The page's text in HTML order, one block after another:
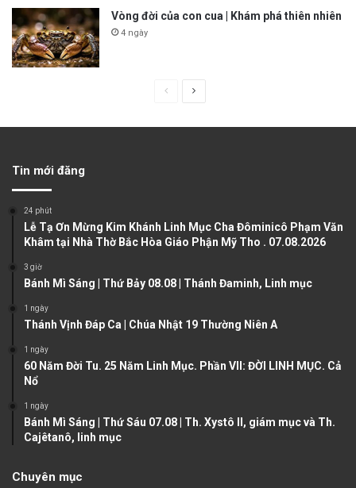
Vòng đời của con cua | Khám phá thiên nhiên
4 ngày
u
s
g
e
Tin mới đăng
24 phút
Lễ Tạ Ơn Mừng Kim Khánh Linh Mục Cha Đôminicô Phạm Văn
Khâm tại Nhà Thờ Bắc Hòa Giáo Phận Mỹ Tho . 07.08.2026
3 giờ
Bánh Mì Sáng | Thứ Bảy 08.08 | Thánh Đaminh, Linh mục
1 ngày
Thánh Vịnh Đáp Ca | Chúa Nhật 19 Thường Niên A
1 ngày
60 Năm Đời Tu. 25 Năm Linh Mục. Phần VII: ĐỜI LINH MỤC. Cả
Nổ
1 ngày
Bánh Mì Sáng | Thứ Sáu 07.08 | Th. Xystô II, giám mục và Th.
Cajêtanô, linh mục
Chuyên mục